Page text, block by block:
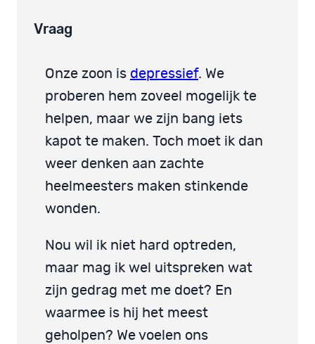
Vraag
Onze zoon is depressief. We
proberen hem zoveel mogelijk te
helpen, maar we zijn bang iets
kapot te maken. Toch moet ik dan
weer denken aan zachte
heelmeesters maken stinkende
wonden.
Nou wil ik niet hard optreden,
maar mag ik wel uitspreken wat
zijn gedrag met me doet? En
waarmee is hij het meest
geholpen? We voelen ons